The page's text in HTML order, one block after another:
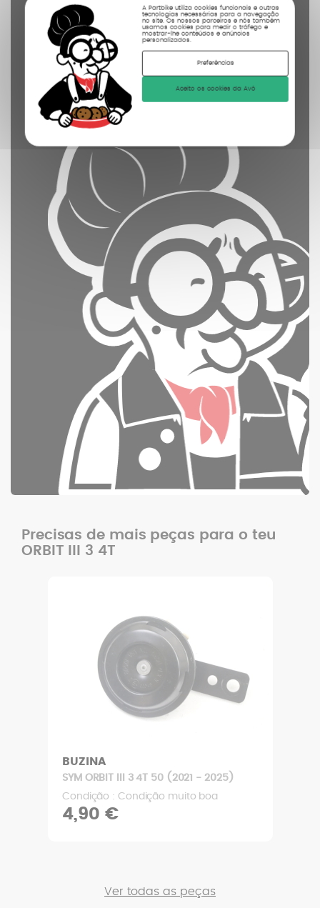
A Partbike utiliza cookies funcionais e outras
tecnologias necessárias para a navegação
no site. Os nossos parceiros e nós também
usamos cookies para medir o tráfego e
mostrar-lhe conteúdos e anúncios
personalizados.
Preferências
Aceito os cookies da Avó
Peças sobressalentes
controladas
limpas
fotografadas
Precisas de mais peças para o teu
ORBIT III 3 4T
BAÚ DE SELIM
SYM ORBIT III 3 4T 50 (2021 - 2025)
Condição : Condição muito boa
24,90 €
Ver todas as peças